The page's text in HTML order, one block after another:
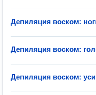
Депиляция воском:
Депиляция воском:
Депиляция воском: